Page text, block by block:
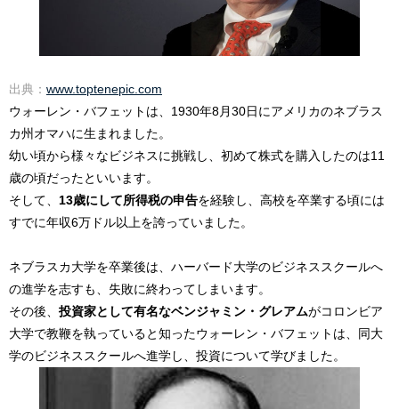
出典： www.toptenepic.com
ウォーレン・バフェットは、1930年8月30日にアメリカのネブラス
カ州オマハに生まれました。
幼い頃から様々なビジネスに挑戦し、初めて株式を購入したのは11
歳の頃だったといいます。
そして、 13歳にして所得税の申告を経験し、高校を卒業する頃には
すでに年収6万ドル以上を誇っていました。
ネブラスカ大学を卒業後は、ハーバード大学のビジネススクールへ
の進学を志すも、失敗に終わってしまいます。
その後、 投資家として有名なベンジャミン・グレアムがコロンビア
大学で教鞭を執っていると知ったウォーレン・バフェットは、同大
学のビジネススクールへ進学し、投資について学びました。